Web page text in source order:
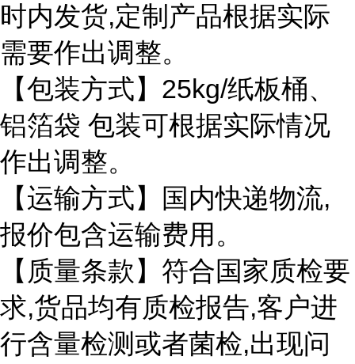
时内发货,定制产品根据实际
需要作出调整。
【包装方式】25kg/纸板桶、
铝箔袋 包装可根据实际情况
作出调整。
【运输方式】国内快递物流,
报价包含运输费用。
【质量条款】符合国家质检要
求,货品均有质检报告,客户进
行含量检测或者菌检,出现问